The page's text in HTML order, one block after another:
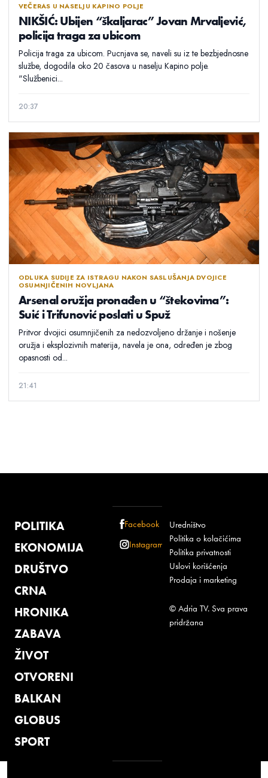
VEČERAS U NASELJU KAPINO POLJE
NIKŠIĆ: Ubijen “škaljarac” Jovan Mrvaljević,
policija traga za ubicom
Policija traga za ubicom. Pucnjava se, naveli su iz te bezbjednosne
službe, dogodila oko 20 časova u naselju Kapino polje.
"Službenici...
20:37
ODLUKA SUDIJE ZA ISTRAGU NAKON SASLUŠANJA DVOJICE
OSUMNJIČENIH NOVLJANA
Arsenal oružja pronađen u “štekovima”:
Suić i Trifunović poslati u Spuž
Pritvor dvojici osumnjičenih za nedozvoljeno držanje i nošenje
oružja i eksplozivnih materija, navela je ona, određen je zbog
opasnosti od...
21:41
POLITIKA
EKONOMIJA
DRUŠTVO
CRNA
HRONIKA
ZABAVA
ŽIVOT
OTVORENI
BALKAN
GLOBUS
SPORT
Facebook
Instagram
Uredništvo
Politika o kolačićima
Politika privatnosti
Uslovi korišćenja
Prodaja i marketing
© Adria TV. Sva prava
pridržana